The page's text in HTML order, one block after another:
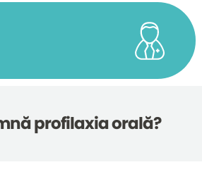
profilaxia orală?